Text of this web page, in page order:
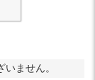
ません。